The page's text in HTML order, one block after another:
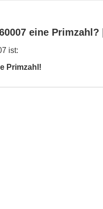
eine Primzahl? |
ist:
Primzahl!